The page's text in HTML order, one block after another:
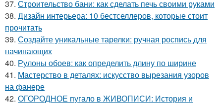
37. Строительство бани: как сделать печь своими руками
38. Дизайн интерьера: 10 бестселлеров, которые стоит
прочитать
39. Создайте уникальные тарелки: ручная роспись для
начинающих
40. Рулоны обоев: как определить длину по ширине
41. Мастерство в деталях: искусство вырезания узоров
на фанере
42. ОГОРОДНОЕ пугало в ЖИВОПИСИ: История и